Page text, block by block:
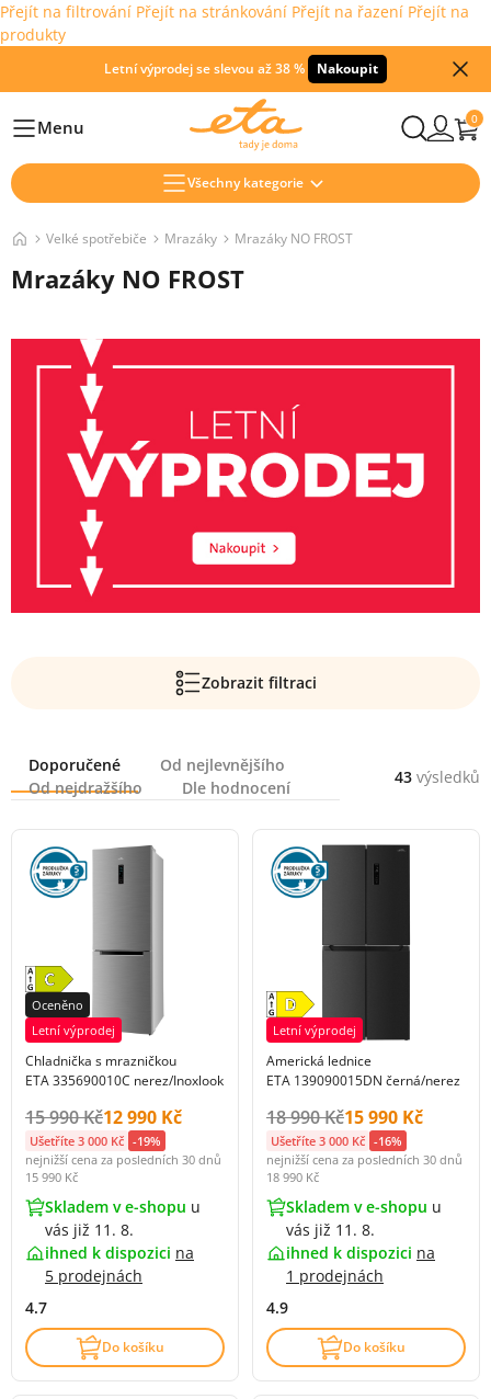
Přejít na filtrování Přejít na stránkování Přejít na řazení Přejít na
produkty
Letní výprodej se slevou až 38 % Nakoupit
HlavníMenu 0
Všechny kategorie
Velké spotřebiče Mrazáky Mrazáky NO FROST
Mrazáky NO FROST
Zobrazit filtraci
Řazení
Doporučené
Od nejlevnějšího
Od nejdražšího
Dle hodnocení
43 výsledků
Oceněno
Letní výprodej
Chladnička s mrazničkou
ETA 335690010C nerez/Inoxlook
Původní cena s DPH:
15 990 KčCena s DPH:
12 990 Kč
Ušetříte 3 000 Kč -19%
nejnižší cena za posledních 30 dnů
15 990 Kč
Skladem v e-shopu u
vás již 11. 8.
ihned k dispozici na
5 prodejnách
4.7
Do košíku
Letní výprodej
Americká lednice
ETA 139090015DN černá/nerez
Původní cena s DPH:
18 990 KčCena s DPH:
15 990 Kč
Ušetříte 3 000 Kč -16%
nejnižší cena za posledních 30 dnů
18 990 Kč
Skladem v e-shopu u
vás již 11. 8.
ihned k dispozici na
1 prodejnách
4.9
Do košíku